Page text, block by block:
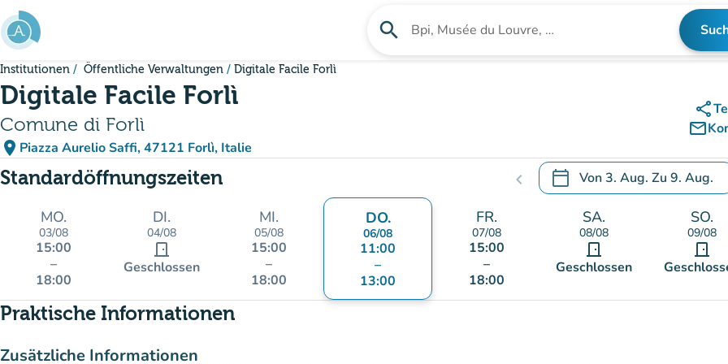
Gehe zum Hauptinhalt
search Suche nach einer Einrichtung
Institutionen Öffentliche Verwaltungen Digitale Facile Forlì
Digitale Facile Forlì
Comune di Forlì
place Piazza Aurelio Saffi, 47121 Forlì, Italie
(in Google Maps öffnen)
(new tab)
share
mail_outline
Standardöffnungszeiten chevron_left calendar_today Von3. Aug. Zu 9. Aug.
.Öffnen Sie den Kalender, um
MO.
03/08
15:00
–
18:00
DI.
04/08
door_front
Geschlossen
MI.
05/08
15:00
–
18:00
DO.
06/08
11:00
–
13:00
FR.
07/08
15:00
–
18:00
SA.
08/08
door_front
Geschlossen
SO.
09/08
door_front
Praktische Informationen
Zusätzliche Informationen